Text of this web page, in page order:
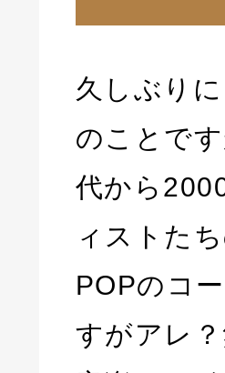
久しぶり
のことで
代から
ィストた
POPのコ
すがアレ